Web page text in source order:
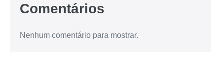
Comentários
Nenhum comentário para mostrar.